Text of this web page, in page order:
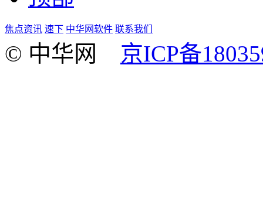
焦点资讯 速下 中华网软件 联系我们
© 中华网 京ICP备